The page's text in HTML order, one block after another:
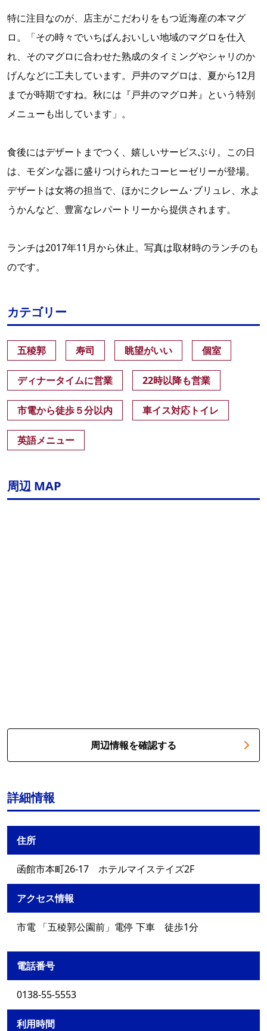
特に注目なのが、店主がこだわりをもつ近海産の本マグ
ロ。「その時々でいちばんおいしい地域のマグロを仕入
れ、そのマグロに合わせた熟成のタイミングやシャリのか
げんなどに工夫しています。戸井のマグロは、夏から12月
までが時期ですね。秋には『戸井のマグロ丼』という特別
メニューも出しています」。
食後にはデザートまでつく、嬉しいサービスぶり。この日
は、モダンな器に盛りつけられたコーヒーゼリーが登場。
デザートは女将の担当で、ほかにクレーム･ブリュレ、水よ
うかんなど、豊富なレパートリーから提供されます。
ランチは2017年11月から休止。写真は取材時のランチのも
のです。
カテゴリー
五稜郭 寿司 眺望がいい 個室
ディナータイムに営業 22時以降も営業
市電から徒歩５分以内 車イス対応トイレ
英語メニュー
周辺 MAP
周辺情報を確認する
詳細情報
住所
函館市本町26‐17 ホテルマイステイズ2F
アクセス情報
市電 「五稜郭公園前」電停 下車 徒歩1分
電話番号
0138-55-5553
利用時間